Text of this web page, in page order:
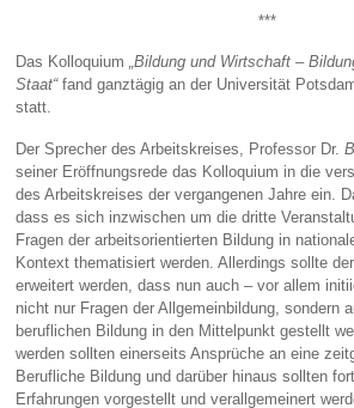
***
Das Kolloquium„Bildung und Wirtschaft –
Staat“fand ganztägig an der Universität
statt.
Der Sprecher des Arbeitskreises, Professor Dr.
seiner Eröffnungsrede das Kolloquium in die
des Arbeitskreises der vergangenen Jahre ein.
dass es sich inzwischen um die dritte
Fragen der arbeitsorientierten Bildung in
Kontext thematisiert werden. Allerdings sollte
erweitert werden, dass nun auch – vor allem
nicht nur Fragen der Allgemeinbildung, sondern
beruflichen Bildung in den Mittelpunkt gestellt
werden sollten einerseits Ansprüche an eine
Berufliche Bildung und darüber hinaus sollten
Erfahrungen vorgestellt und verallgemeinert